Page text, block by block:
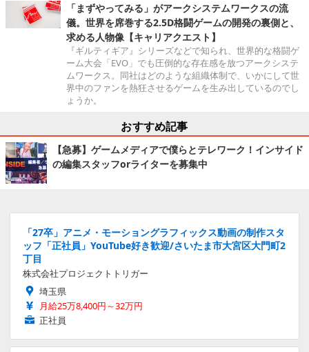
「まずやってみる」がアークシステムワークスの流
儀。世界を席巻する2.5D格闘ゲームの開発の裏側と、
求める人物像【キャリアクエスト】
『ギルティギア』シリーズなどで知られ、世界的な格闘ゲ
ーム大会「EVO」でも圧倒的な存在感を放つアークシステ
ムワークス。同社はどのような組織体制で、いかにして世
界中のファンを熱狂させるゲームを生み出しているのでし
ょうか。
おすすめ記事
【急募】ゲームメディアで僕らとテレワーク！インサイド
の編集スタッフorライターを募集中
「27卒」アニメ・モーショングラフィックス動画の制作スタ
ッフ「正社員」YouTube好き歓迎/さいたま市大宮区大門町2
丁目
株式会社プロジェクトトリガー
埼玉県
月給25万8,400円～32万円
正社員